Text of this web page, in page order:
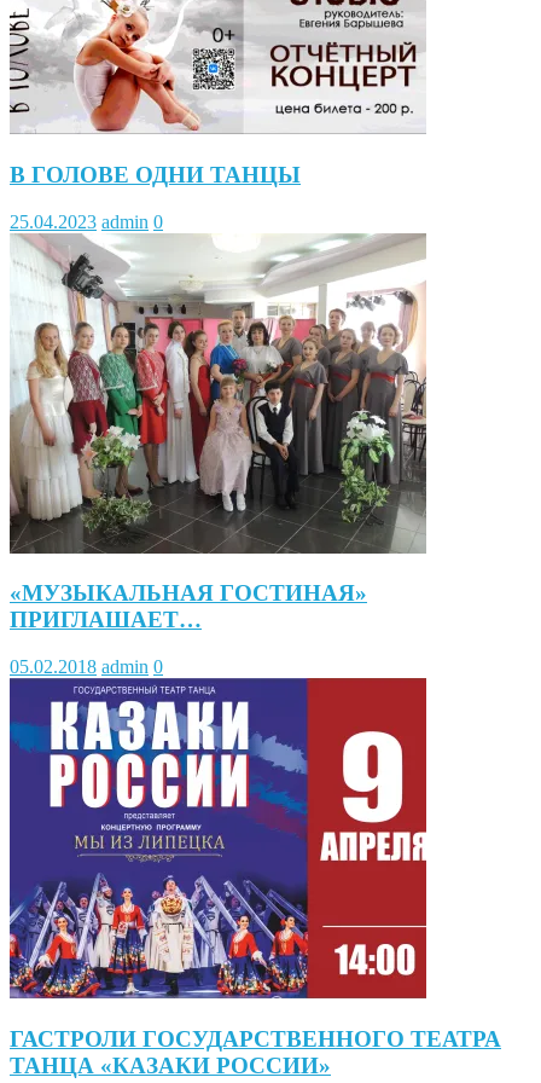
В ГОЛОВЕ ОДНИ ТАНЦЫ
25.04.2023 admin 0
«МУЗЫКАЛЬНАЯ ГОСТИНАЯ»
ПРИГЛАШАЕТ…
05.02.2018 admin 0
ГАСТРОЛИ ГОСУДАРСТВЕННОГО ТЕАТРА
ТАНЦА «КАЗАКИ РОССИИ»